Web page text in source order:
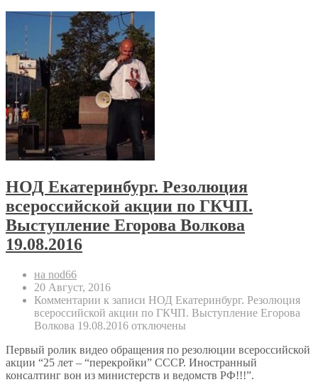
НОД Екатеринбург. Резолюция
всероссийской акции по ГКЧП.
Выступление Егорова Волкова
19.08.2016
на nod66
20 Август, 2016
Комментарии к записи НОД Екатеринбург. Резолюция
всероссийской акции по ГКЧП. Выступление Егорова
Волкова 19.08.2016 отключены
Первый ролик видео обращения по резолюции всероссийской
акции “25 лет – “перекройки” СССР. Иностранный
консалтинг вон из министерств и ведомств РФ!!!”.